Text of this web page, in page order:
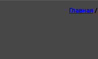
Главная /